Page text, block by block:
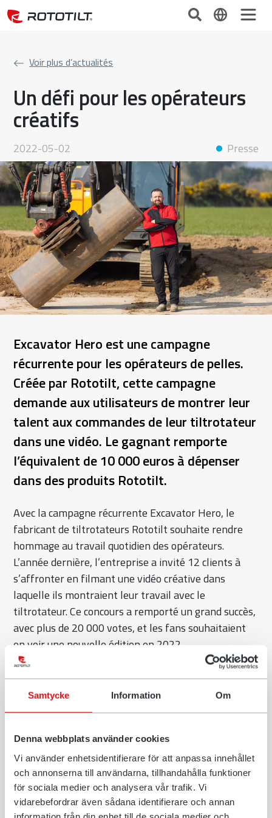
Samtycke Information Om
Denna webbplats använder cookies
Vi använder enhetsidentifierare för att anpassa innehållet
och annonserna till användarna, tillhandahålla funktioner
för sociala medier och analysera vår trafik. Vi
vidarebefordrar även sådana identifierare och annan
Voir plus d’actualités
Un défi pour les opérateurs
créatifs
2022-05-02 Presse
Excavator Hero est une campagne
récurrente pour les opérateurs de pelles.
Créée par Rototilt, cette campagne
demande aux utilisateurs de montrer leur
talent aux commandes de leur tiltrotateur
dans une vidéo. Le gagnant remporte
l’équivalent de 10 000 euros à dépenser
dans des produits Rototilt.
Avec la campagne récurrente Excavator Hero, le
fabricant de tiltrotateurs Rototilt souhaite rendre
hommage au travail quotidien des opérateurs.
L’année dernière, l’entreprise a invité 12 clients à
s’affronter en filmant une vidéo créative dans
laquelle ils montraient leur travail avec le
tiltrotateur. Ce concours a remporté un grand succès,
avec plus de 20 000 votes, et les fans souhaitaient
en voir une nouvelle édition en 2022.
- L’engagement suscité en 2021 nous a ravis. Tous
ont demandé ce que nous comptions faire ensuite.
même concept, mais nous souhaitons que plus de
personnes aient la possibilité d’y participer, explique
Jack Sklenar, coordinateur des médias sociaux chez
Rototilt.
En mai, tous les utilisateurs d’un tiltrotateur Rototilt